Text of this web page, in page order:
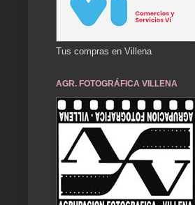
Tus compras en Villena
AGR. FOTOGRÁFICA VILLENA